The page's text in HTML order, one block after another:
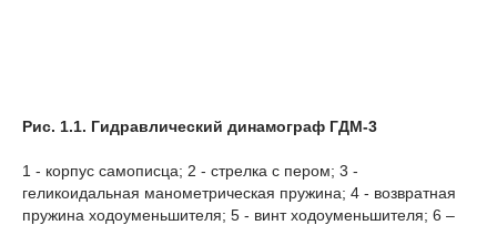
Рис. 1.1. Гидравлический динамограф ГДМ-3
1 - корпус самописца; 2 - стрелка с пером; 3 -
геликоидальная манометрическая пружина; 4 - возвратная
пружина ходоуменьшителя; 5 - винт ходоуменьшителя; 6 –